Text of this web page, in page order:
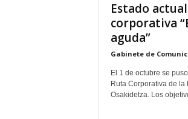
Estado
corporativa
aguda”
Gabinete de
El 1 de octubre se
Ruta Corporativa de
Osakidetza. Los